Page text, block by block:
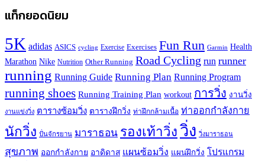
แท็กยอดนิยม
5K adidas ASICS cycling Exercise Exercises Fun Run Garmin Health
Marathon Nike Nutrition Other Running Road Cycling run runner
running Running Guide Running Plan Running Program
running shoes Running Training Plan workout การวิ่ง งานวิ่ง
งานแข่งวิ่ง ตารางซ้อมวิ่ง ตารางฝึกวิ่ง ท่าฝึกกล้ามเนื้อ ท่าออกกำลังกาย
นักวิ่ง ปั่นจักรยาน มาราธอน รองเท้าวิ่ง วิ่ง วิ่งมาราธอน
สุขภาพ ออกกำลังกาย อาดิดาส แผนซ้อมวิ่ง แผนฝึกวิ่ง โปรแกรม